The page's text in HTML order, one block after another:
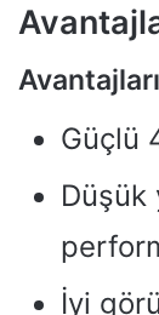
Güçlü
Düşük
İyi